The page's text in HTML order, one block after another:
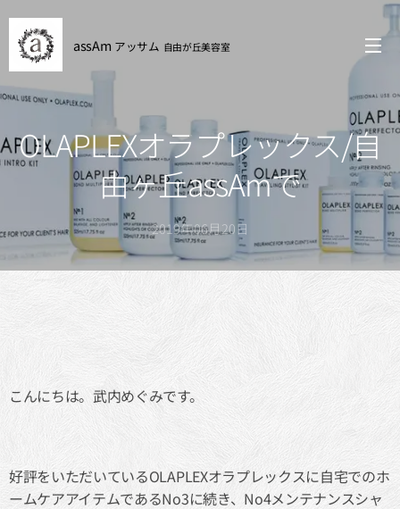
assAm アッサム 自由が丘美容室
OLAPLEXオラプレックス/自
由ヶ丘assAmで
2019年06月20日
こんにちは。武内めぐみです。
好評をいただいているOLAPLEXオラプレックスに自宅でのホ
ームケアアイテムであるNo3に続き、No4メンテナンスシャ